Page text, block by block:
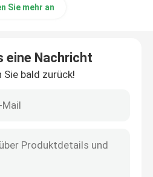
Test
Maschine
Sie mehr an
eine Nachricht
Sie bald zurück!